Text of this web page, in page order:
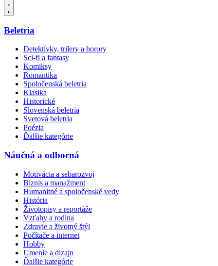
Beletria
Detektívky, trilery a horory
Sci-fi a fantasy
Komiksy
Romantika
Spoločenská beletria
Klasika
Historické
Slovenská beletria
Svetová beletria
Poézia
Ďalšie kategórie
Náučná a odborná
Motivácia a sebarozvoj
Biznis a manažment
Humanitné a spoločenské vedy
História
Životopisy a reportáže
Vzťahy a rodina
Zdravie a životný štýl
Počítače a internet
Hobby
Umenie a dizajn
Ďalšie kategórie